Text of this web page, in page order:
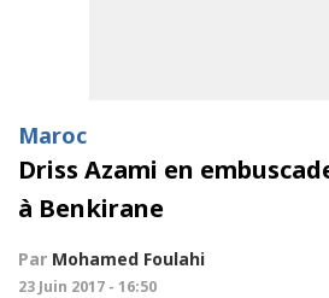
Maroc
Driss Azami en
à Benkirane
Par Mohamed Foulahi
23 Juin 2017 - 16:50